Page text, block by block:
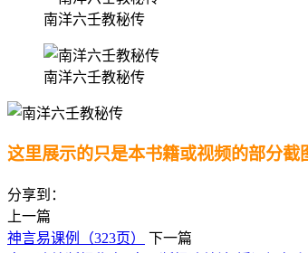
南洋六壬教秘传
南洋六壬教秘传
这里展示的只是本书籍或视频的部分截
分享到：
上一篇
神言易课例（323页）
下一篇